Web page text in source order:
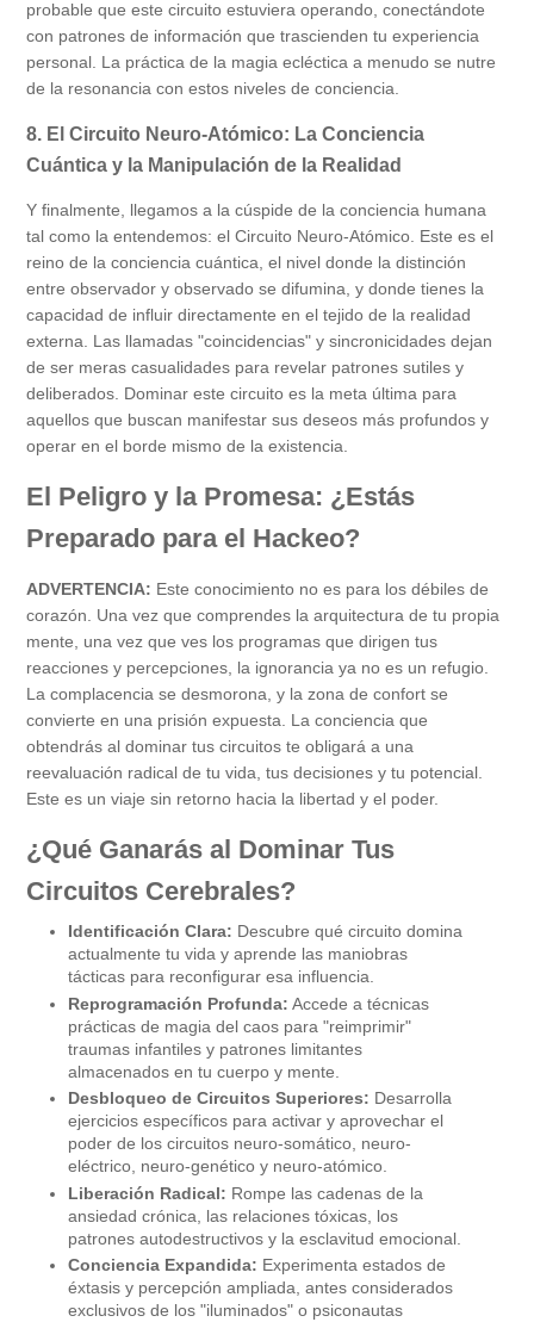
probable que este circuito estuviera operando, conectándote
con patrones de información que trascienden tu experiencia
personal. La práctica de la magia ecléctica a menudo se nutre
de la resonancia con estos niveles de conciencia.
8. El Circuito Neuro-Atómico: La Conciencia
Cuántica y la Manipulación de la Realidad
Y finalmente, llegamos a la cúspide de la conciencia humana
tal como la entendemos: el Circuito Neuro-Atómico. Este es el
reino de la conciencia cuántica, el nivel donde la distinción
entre observador y observado se difumina, y donde tienes la
capacidad de influir directamente en el tejido de la realidad
externa. Las llamadas "coincidencias" y sincronicidades dejan
de ser meras casualidades para revelar patrones sutiles y
deliberados. Dominar este circuito es la meta última para
aquellos que buscan manifestar sus deseos más profundos y
operar en el borde mismo de la existencia.
El Peligro y la Promesa: ¿Estás
Preparado para el Hackeo?
ADVERTENCIA: Este conocimiento no es para los débiles de
corazón. Una vez que comprendes la arquitectura de tu propia
mente, una vez que ves los programas que dirigen tus
reacciones y percepciones, la ignorancia ya no es un refugio.
La complacencia se desmorona, y la zona de confort se
convierte en una prisión expuesta. La conciencia que
obtendrás al dominar tus circuitos te obligará a una
reevaluación radical de tu vida, tus decisiones y tu potencial.
Este es un viaje sin retorno hacia la libertad y el poder.
¿Qué Ganarás al Dominar Tus
Circuitos Cerebrales?
Identificación Clara: Descubre qué circuito domina
actualmente tu vida y aprende las maniobras
tácticas para reconfigurar esa influencia.
Reprogramación Profunda: Accede a técnicas
prácticas de magia del caos para "reimprimir"
traumas infantiles y patrones limitantes
almacenados en tu cuerpo y mente.
Desbloqueo de Circuitos Superiores: Desarrolla
ejercicios específicos para activar y aprovechar el
poder de los circuitos neuro-somático, neuro-
eléctrico, neuro-genético y neuro-atómico.
Liberación Radical: Rompe las cadenas de la
ansiedad crónica, las relaciones tóxicas, los
patrones autodestructivos y la esclavitud emocional.
Conciencia Expandida: Experimenta estados de
éxtasis y percepción ampliada, antes considerados
exclusivos de los "iluminados" o psiconautas